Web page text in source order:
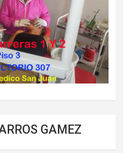
GAMEZ